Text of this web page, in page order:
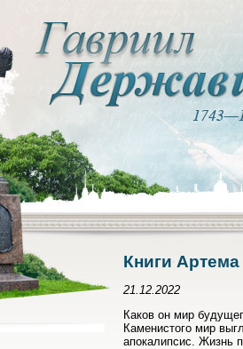
Книги
21.12.2022
Каков он мир
Каменистого мир
апокалипсис. Жизнь